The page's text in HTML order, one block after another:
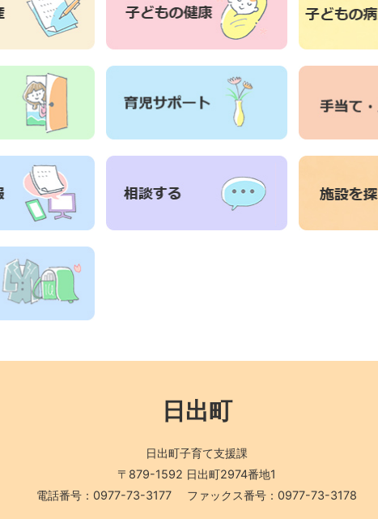
日出町
日出町子育て支援課
〒879-1592 日出町2974番地1
電話番号：0977-73-3177
ファックス番号：0977-73-3178